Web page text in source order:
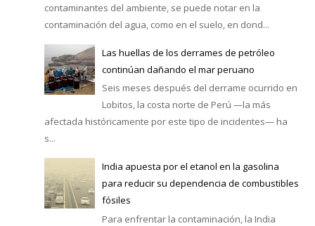
contaminantes del ambiente, se puede notar en la
contaminación del agua, como en el suelo, en dond...
Las huellas de los derrames de petróleo
continúan dañando el mar peruano
Seis meses después del derrame ocurrido en
Lobitos, la costa norte de Perú —la más
afectada históricamente por este tipo de incidentes— ha
s...
India apuesta por el etanol en la gasolina
para reducir su dependencia de combustibles
fósiles
Para enfrentar la contaminación, la India